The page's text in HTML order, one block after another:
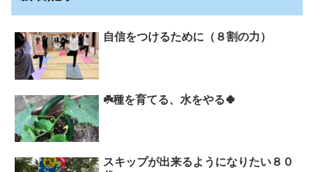
自信をつけるために（８割の力）
☘️種を育てる、水をやる🍀
スキップが出来るようになりたい８０